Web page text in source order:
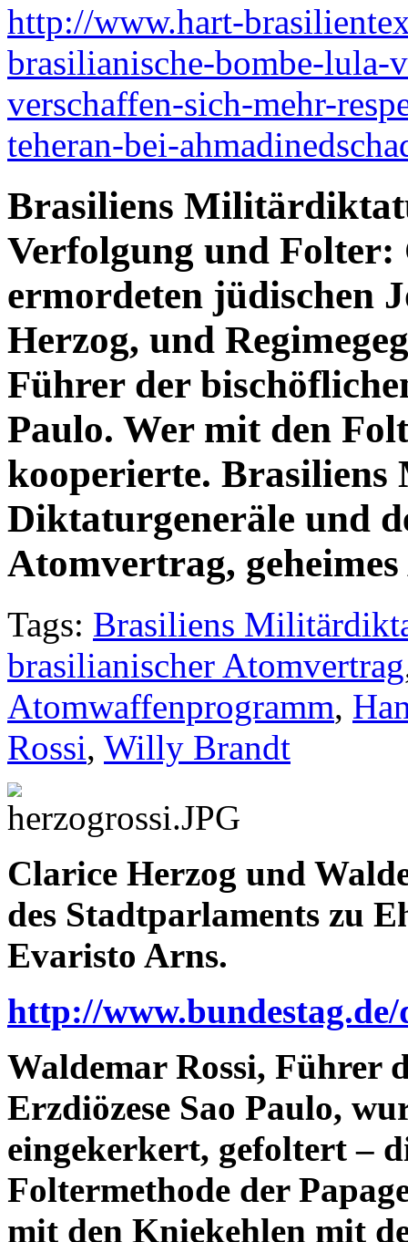
http://www.hart-
brasilianische-bombe-
verschaffen-sich-mehr-
teheran-bei-
Brasiliens
Verfolgung und Folter:
ermordeten jüdischen
Herzog, und
Führer der
Paulo. Wer mit den
kooperierte. Brasiliens
Diktaturgeneräle und
Atomvertrag,
Tags: Brasiliens
brasilianischer Atomvertrag
Atomwaffenprogramm,
Rossi, Willy Brandt
Clarice Herzog und
des Stadtparlaments zu
Evaristo Arns.
http://
Waldemar Rossi, Führer
Erzdiözese Sao Paulo,
eingekerkert, gefoltert –
Foltermethode der
mit den Kniekehlen mit